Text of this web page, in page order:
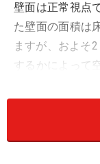
壁面は正常視点
た壁面の面積は
ますが、およそ
するかによって
ウォールウォッ
い仕上げである